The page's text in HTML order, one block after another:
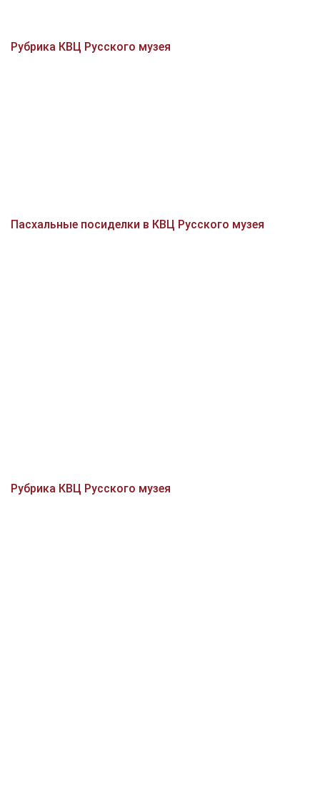
Рубрика КВЦ Русского музея
Пасхальные посиделки в КВЦ Русского музея
Рубрика КВЦ Русского музея